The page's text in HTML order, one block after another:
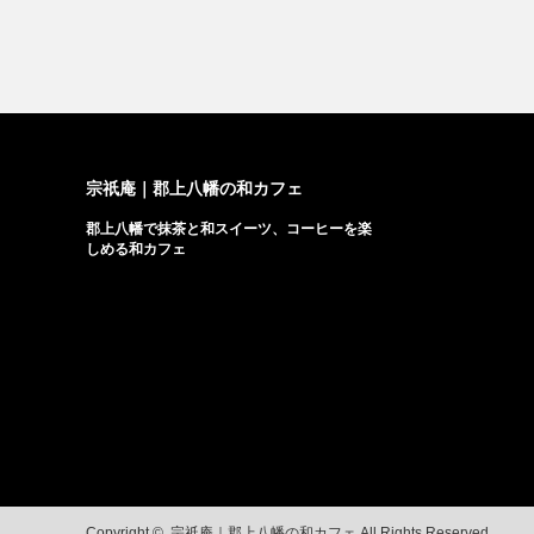
宗祇庵｜郡上八幡の和カフェ
郡上八幡で抹茶と和スイーツ、コーヒーを楽
しめる和カフェ